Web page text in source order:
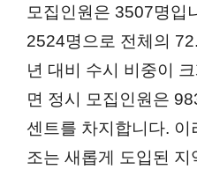
모집인원은 3507명입
2524명으로 전체의
년 대비 수시 비중이
면 정시 모집인원은
센트를 차지합니다.
조는 새롭게 도입된